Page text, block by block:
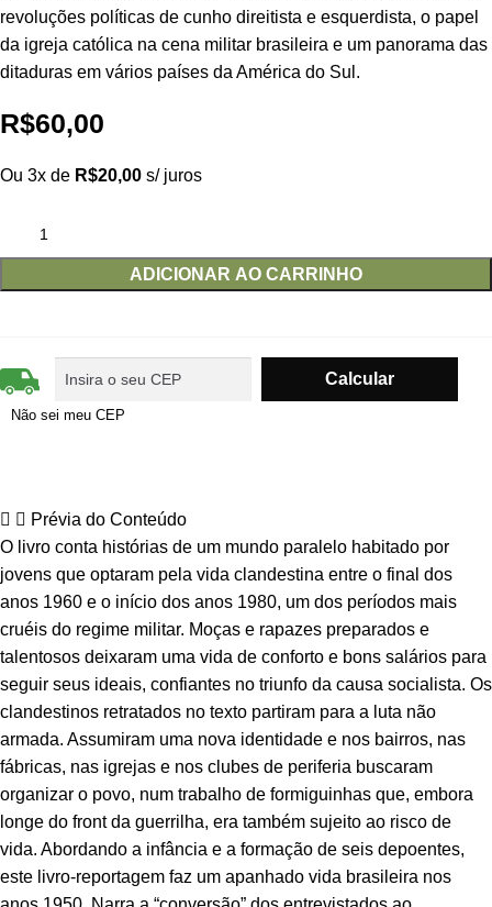
revoluções políticas de cunho direitista e esquerdista, o papel
da igreja católica na cena militar brasileira e um panorama das
ditaduras em vários países da América do Sul.
R$60,00
Ou 3x de R$20,00 s/ juros
ADICIONAR AO CARRINHO
Não sei meu CEP
Prévia do Conteúdo
O livro conta histórias de um mundo paralelo habitado por
jovens que optaram pela vida clandestina entre o final dos
anos 1960 e o início dos anos 1980, um dos períodos mais
cruéis do regime militar. Moças e rapazes preparados e
talentosos deixaram uma vida de conforto e bons salários para
seguir seus ideais, confiantes no triunfo da causa socialista. Os
clandestinos retratados no texto partiram para a luta não
armada. Assumiram uma nova identidade e nos bairros, nas
fábricas, nas igrejas e nos clubes de periferia buscaram
organizar o povo, num trabalho de formiguinhas que, embora
longe do front da guerrilha, era também sujeito ao risco de
vida. Abordando a infância e a formação de seis depoentes,
este livro-reportagem faz um apanhado vida brasileira nos